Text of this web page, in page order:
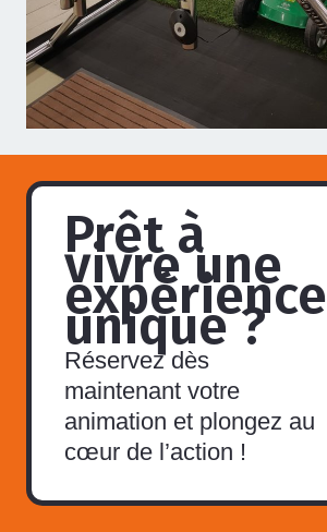
Prêt à
vivre une
expérience
unique ?
Réservez dès
maintenant votre
animation et plongez au
cœur de l’action !